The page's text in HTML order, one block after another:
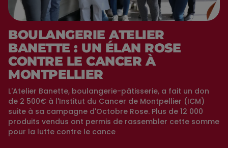
BOULANGERIE ATELIER
BANETTE : UN ÉLAN ROSE
CONTRE LE CANCER À
MONTPELLIER
L'Atelier Banette, boulangerie-pâtisserie, a fait un don
de 2 500€ à l'Institut du Cancer de Montpellier (ICM)
suite à sa campagne d'Octobre Rose. Plus de 12 000
produits vendus ont permis de rassembler cette somme
pour la lutte contre le cance